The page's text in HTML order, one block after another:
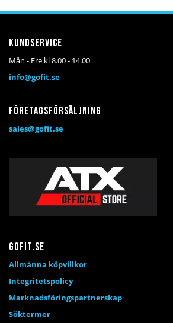
Kundservice
Mån - Fre kl 8.00 - 14.00
info@gofit.se
Företagsförsäljning
sales@gofit.se
Gofit.se
Allmänna köpvillkor
Integritetspolicy
Marknadsföringspartnerskap
Söktermer